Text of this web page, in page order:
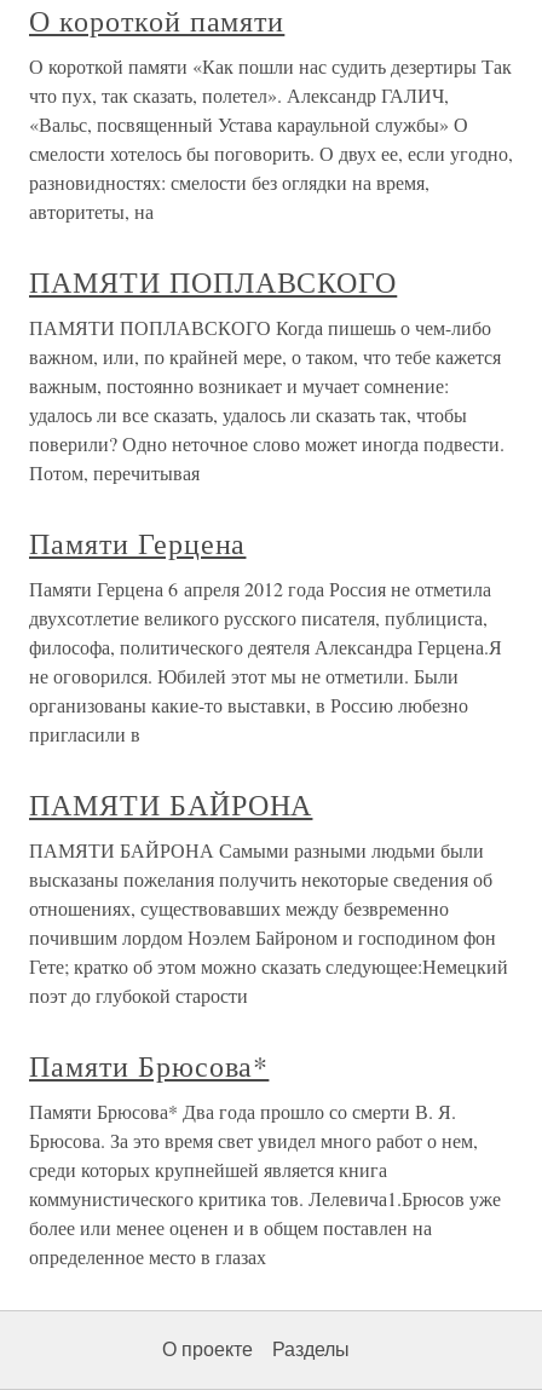
О короткой памяти
О короткой памяти «Как пошли нас судить дезертиры Так
что пух, так сказать, полетел». Александр ГАЛИЧ,
«Вальс, посвященный Устава караульной службы» О
смелости хотелось бы поговорить. О двух ее, если угодно,
разновидностях: смелости без оглядки на время,
авторитеты, на
ПАМЯТИ ПОПЛАВСКОГО
ПАМЯТИ ПОПЛАВСКОГО Когда пишешь о чем-либо
важном, или, по крайней мере, о таком, что тебе кажется
важным, постоянно возникает и мучает сомнение:
удалось ли все сказать, удалось ли сказать так, чтобы
поверили? Одно неточное слово может иногда подвести.
Потом, перечитывая
Памяти Герцена
Памяти Герцена 6 апреля 2012 года Россия не отметила
двухсотлетие великого русского писателя, публициста,
философа, политического деятеля Александра Герцена.Я
не оговорился. Юбилей этот мы не отметили. Были
организованы какие-то выставки, в Россию любезно
пригласили в
ПАМЯТИ БАЙРОНА
ПАМЯТИ БАЙРОНА Самыми разными людьми были
высказаны пожелания получить некоторые сведения об
отношениях, существовавших между безвременно
почившим лордом Ноэлем Байроном и господином фон
Гете; кратко об этом можно сказать следующее:Немецкий
поэт до глубокой старости
Памяти Брюсова*
Памяти Брюсова* Два года прошло со смерти В. Я.
Брюсова. За это время свет увидел много работ о нем,
среди которых крупнейшей является книга
коммунистического критика тов. Лелевича1.Брюсов уже
более или менее оценен и в общем поставлен на
определенное место в глазах
О проекте Разделы